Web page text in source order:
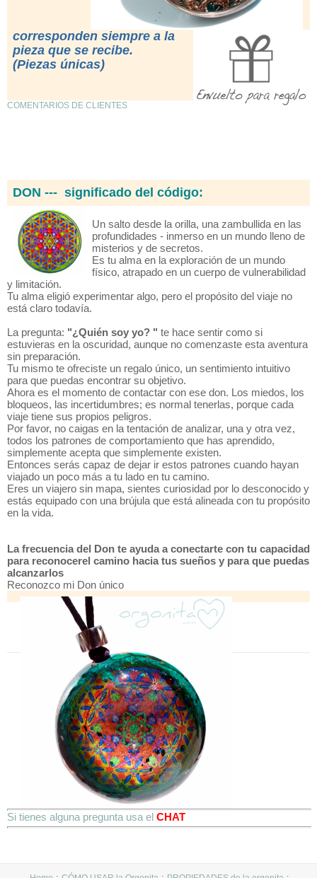
corresponden siempre a la
pieza que se recibe.
(Piezas únicas)
COMENTARIOS DE CLIENTES
DON --- significado del código:
Un salto desde la orilla, una zambullida en las
profundidades - inmerso en un mundo lleno de
misterios y de secretos.
Es tu alma en la exploración de un mundo
físico, atrapado en un cuerpo de vulnerabilidad
y limitación.
Tu alma eligió experimentar algo, pero el propósito del viaje no
está claro todavía.
La pregunta: "¿Quién soy yo? " te hace sentir como si
estuvieras en la oscuridad, aunque no comenzaste esta aventura
sin preparación.
Tu mismo te ofreciste un regalo único, un sentimiento intuitivo
para que puedas encontrar su objetivo.
Ahora es el momento de contactar con ese don. Los miedos, los
bloqueos, las incertidumbres; es normal tenerlas, porque cada
viaje tiene sus propios peligros.
Por favor, no caigas en la tentación de analizar, una y otra vez,
todos los patrones de comportamiento que has aprendido,
simplemente acepta que simplemente existen.
Entonces serás capaz de dejar ir estos patrones cuando hayan
viajado un poco más a tu lado en tu camino.
Eres un viajero sin mapa, sientes curiosidad por lo desconocido y
estás equipado con una brújula que está alineada con tu propósito
en la vida.
La frecuencia del Don te ayuda a conectarte con tu capacidad
para reconocerel camino hacia tus sueños y para que puedas
alcanzarlos
Reconozco mi Don único
Si tienes alguna pregunta usa el CHAT